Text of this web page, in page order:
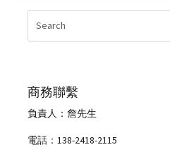
商務聯繫
負責人：詹先生
電話：138-2418-2115